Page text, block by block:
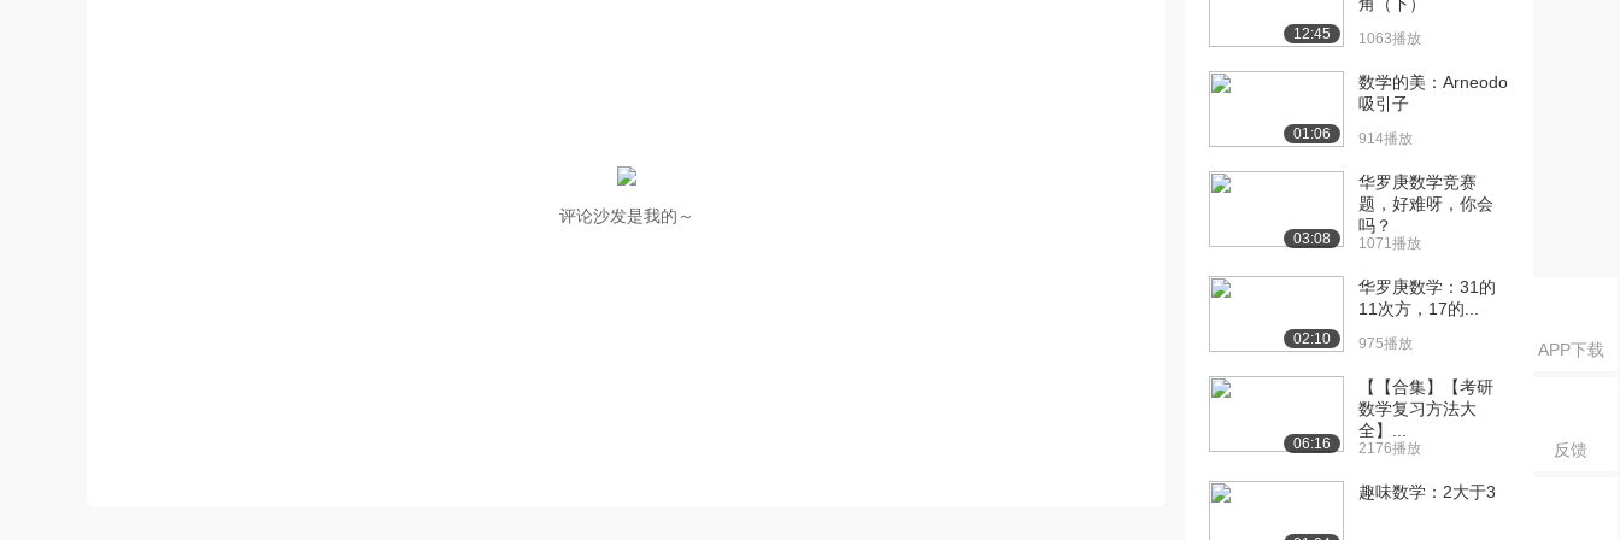
APP下载
反馈
评论沙发是我的～
12:45 1063播放
01:06
数学的美：Arneodo
吸引子
914播放
03:08
华罗庚数学竞赛
题，好难呀，你会
吗？
1071播放
02:10
华罗庚数学：31的
11次方，17的...
975播放
06:16
【【合集】【考研
数学复习方法大
全】...
2176播放
趣味数学：2大于3